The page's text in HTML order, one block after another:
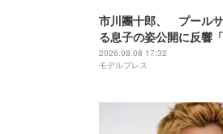
市川團十郎、 プール
る息子の姿公開に反響
み」「すっかり役者の後
2026.08.08 17:32
モデルプレス